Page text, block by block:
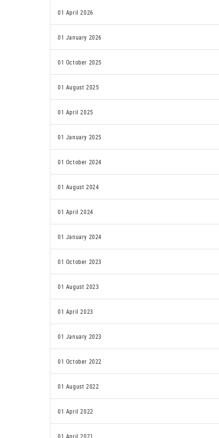
01 April 2026
01 January 2026
01 October 2025
01 August 2025
01 April 2025
01 January 2025
01 October 2024
01 August 2024
01 April 2024
01 January 2024
01 October 2023
01 August 2023
01 April 2023
01 January 2023
01 October 2022
01 August 2022
01 April 2022
01 April 2021